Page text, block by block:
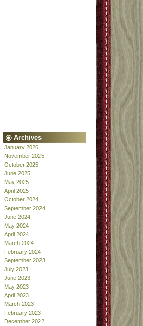
Archives
January 2026
November 2025
October 2025
June 2025
May 2025
April 2025
October 2024
September 2024
June 2024
May 2024
April 2024
March 2024
February 2024
September 2023
July 2023
June 2023
May 2023
April 2023
March 2023
February 2023
December 2022